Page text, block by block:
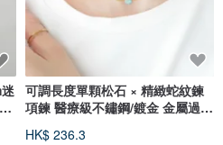
可調長度單顆松石 × 精緻蛇紋鍊
項鍊 醫療級不鏽鋼/鍍金 金屬過敏
HK$ 236.3